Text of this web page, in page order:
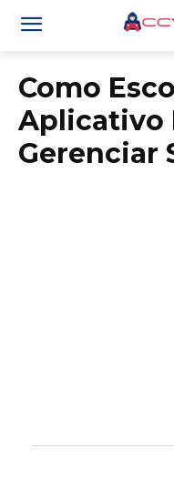
Como
Aplicativo
Gerenciar